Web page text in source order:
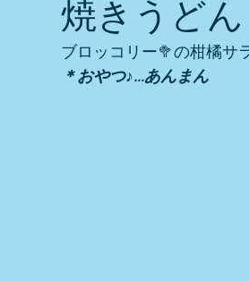
焼きうどん
ブロッコリー🥦の柑橘サ
＊おやつ♪…あんまん